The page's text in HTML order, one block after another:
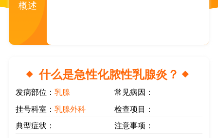
概述
什么是急性化脓性乳腺炎？
发病部位：乳腺 常见病因：
挂号科室：乳腺外科 检查项目：
典型症状： 注意事项：